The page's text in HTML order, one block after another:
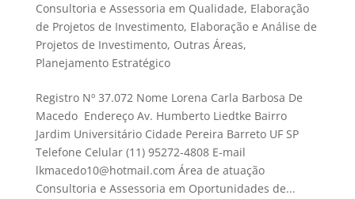
Consultoria e Assessoria em Qualidade, Elaboração
de Projetos de Investimento, Elaboração e Análise de
Projetos de Investimento, Outras Áreas,
Planejamento Estratégico
Registro Nº 37.072 Nome Lorena Carla Barbosa De
Macedo Endereço Av. Humberto Liedtke Bairro
Jardim Universitário Cidade Pereira Barreto UF SP
Telefone Celular (11) 95272-4808 E-mail
lkmacedo10@hotmail.com Área de atuação
Consultoria e Assessoria em Oportunidades de...